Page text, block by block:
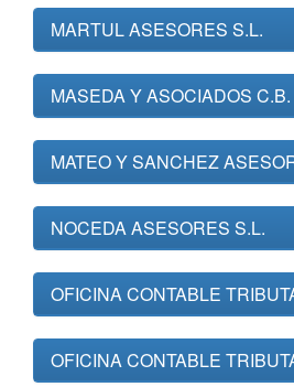
MARTUL ASESORES S.L.
MASEDA Y ASOCIADOS C.B.
MATEO Y SANCHEZ
NOCEDA ASESORES S.L.
OFICINA CONTABLE
OFICINA CONTABLE